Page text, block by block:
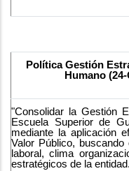
Política Gestión
Humano
"Consolidar la Gestión
Escuela Superior de
mediante la aplicación
Valor Público,
laboral, clima
estratégicos de la